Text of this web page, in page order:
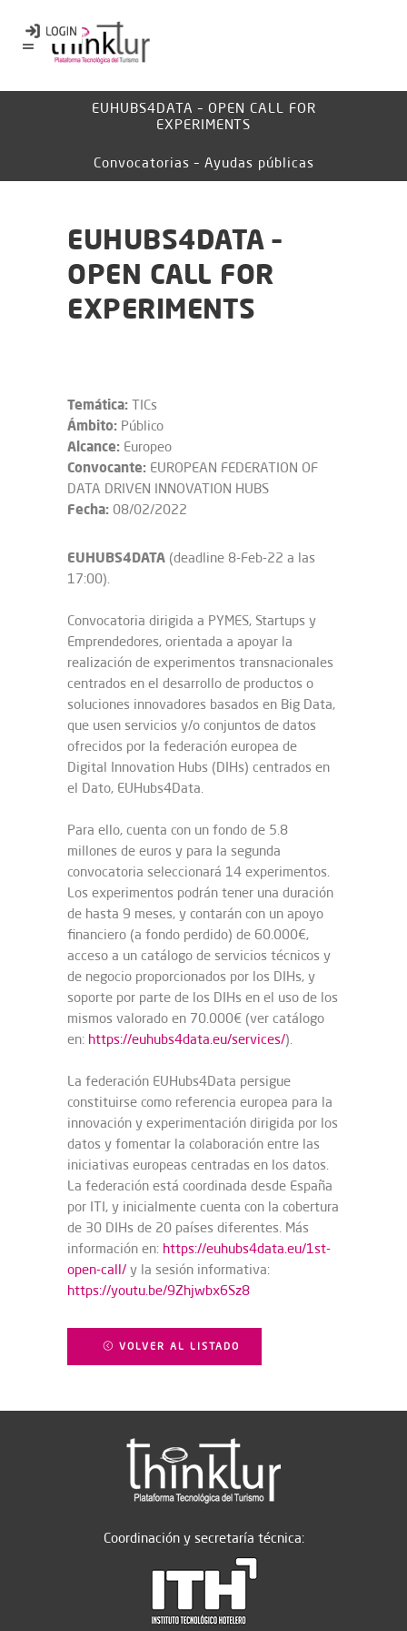
EUHUBS4DATA – OPEN CALL FOR
EXPERIMENTS
Convocatorias – Ayudas públicas
EUHUBS4DATA –
OPEN CALL FOR
EXPERIMENTS
Temática: TICs
Ámbito: Público
Alcance: Europeo
Convocante: EUROPEAN FEDERATION OF
DATA DRIVEN INNOVATION HUBS
Fecha: 08/02/2022
EUHUBS4DATA (deadline 8-Feb-22 a las
17:00).
Convocatoria dirigida a PYMES, Startups y
Emprendedores, orientada a apoyar la
realización de experimentos transnacionales
centrados en el desarrollo de productos o
soluciones innovadores basados en Big Data,
que usen servicios y/o conjuntos de datos
ofrecidos por la federación europea de
Digital Innovation Hubs (DIHs) centrados en
el Dato, EUHubs4Data.
Para ello, cuenta con un fondo de 5.8
millones de euros y para la segunda
convocatoria seleccionará 14 experimentos.
Los experimentos podrán tener una duración
de hasta 9 meses, y contarán con un apoyo
financiero (a fondo perdido) de 60.000€,
acceso a un catálogo de servicios técnicos y
de negocio proporcionados por los DIHs, y
soporte por parte de los DIHs en el uso de los
mismos valorado en 70.000€ (ver catálogo
en: https://euhubs4data.eu/services/).
La federación EUHubs4Data persigue
constituirse como referencia europea para la
innovación y experimentación dirigida por los
datos y fomentar la colaboración entre las
iniciativas europeas centradas en los datos.
La federación está coordinada desde España
por ITI, y inicialmente cuenta con la cobertura
de 30 DIHs de 20 países diferentes. Más
información en: https://euhubs4data.eu/1st-
open-call/ y la sesión informativa:
https://youtu.be/9Zhjwbx6Sz8
VOLVER AL LISTADO
Coordinación y secretaría técnica: